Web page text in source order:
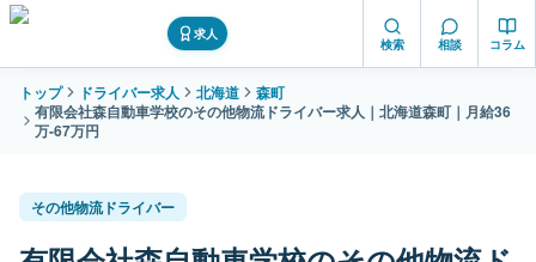
求人
検索 相談 コラム
トップ ドライバー求人 北海道
森町
有限会社森自動車学校のその他物流ドライバー求人｜北海道森町｜月給36
万-67万円
その他物流ドライバー